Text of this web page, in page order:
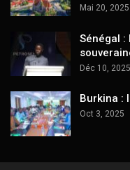
Mai 20, 2025
Sénégal :
Déc 10, 2025
Burkina :
Oct 3, 2025